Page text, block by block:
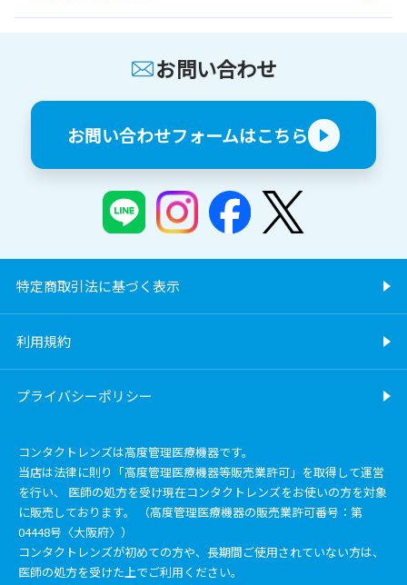
お問い合わせ
お問い合わせフォームはこちら
特定商取引法に基づく表示
利用規約
プライバシーポリシー
コンタクトレンズは高度管理医療機器です。
当店は法律に則り「高度管理医療機器等販売業許可」を取得して運営
を行い、 医師の処方を受け現在コンタクトレンズをお使いの方を対象
に販売しております。 （高度管理医療機器の販売業許可番号：第
04448号〈大阪府〉）
コンタクトレンズが初めての方や、長期間ご使用されていない方は、
医師の処方を受けた上でご利用ください。